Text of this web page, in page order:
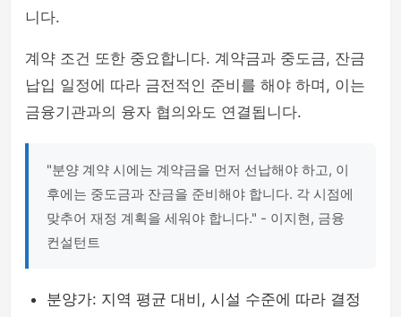
니다.
계약 조건 또한 중요합니다. 계약금과 중도금, 잔금
납입 일정에 따라 금전적인 준비를 해야 하며, 이는
금융기관과의 융자 협의와도 연결됩니다.
"분양 계약 시에는 계약금을 먼저 선납해야 하고, 이
후에는 중도금과 잔금을 준비해야 합니다. 각 시점에
맞추어 재정 계획을 세워야 합니다." - 이지현, 금융
컨설턴트
분양가: 지역 평균 대비, 시설 수준에 따라 결정